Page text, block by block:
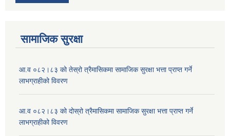
सामाजिक सुरक्षा
आ.व ०८२।८३ को तेस्रो त्रैमासिकमा सामाजिक सुरक्षा भत्ता प्राप्त गर्ने
लाभग्राहीको विवरण
आ.व ०८२।८३ को दोस्रो त्रैमासिकमा सामाजिक सुरक्षा भत्ता प्राप्त गर्ने
लाभग्राहीको विवरण